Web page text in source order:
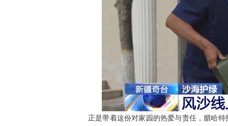
正是带着这份对家园的热爱与责任，腊哈